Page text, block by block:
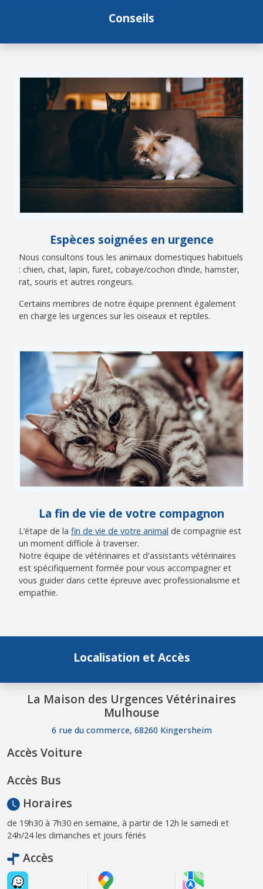
Conseils
Espèces soignées en urgence
Nous consultons tous les animaux domestiques habituels
: chien, chat, lapin, furet, cobaye/cochon d’inde, hamster,
rat, souris et autres rongeurs.
Certains membres de notre équipe prennent également
en charge les urgences sur les oiseaux et reptiles.
La fin de vie de votre compagnon
L’étape de la fin de vie de votre animal de compagnie est
un moment difficile à traverser.
Notre équipe de vétérinaires et d'assistants vétérinaires
est spécifiquement formée pour vous accompagner et
vous guider dans cette épreuve avec professionalisme et
empathie.
Localisation et Accès
La Maison des Urgences Vétérinaires
Mulhouse
6 rue du commerce, 68260 Kingersheim
Accès Voiture
Accès Bus
Horaires
de 19h30 à 7h30 en semaine, à partir de 12h le samedi et
24h/24 les dimanches et jours fériés
Accès